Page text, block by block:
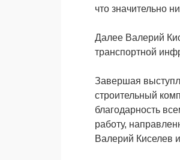
что значительно
Далее Валерий
транспортной
Завершая
строительный
благодарность
работу,
Валерий Киселев